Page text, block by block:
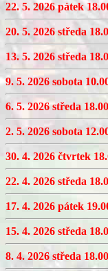
22. 5. 2026 pátek
20. 5. 2026 středa
13. 5. 2026 středa
9. 5. 2026 sobota
6. 5. 2026 středa
2. 5. 2026 sobota
30. 4. 2026 čtvrtek
22. 4. 2026 středa
17. 4. 2026 pátek
15. 4. 2026 středa
8. 4. 2026 středa